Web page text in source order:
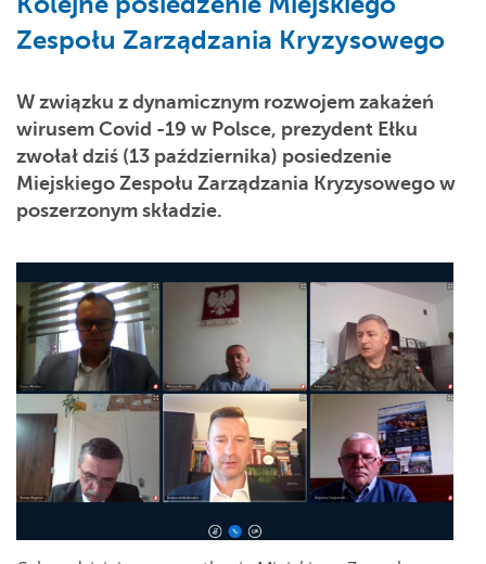
Zespołu Zarządzania Kryzysowego
W związku z dynamicznym rozwojem zakażeń
wirusem Covid -19 w Polsce, prezydent Ełku
zwołał dziś (13 października) posiedzenie
Miejskiego Zespołu Zarządzania Kryzysowego w
poszerzonym składzie.